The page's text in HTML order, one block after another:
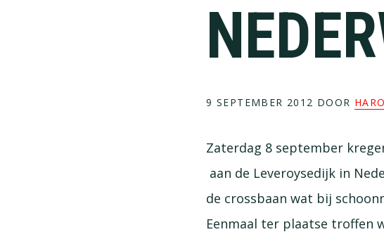
9 SEPTEMBER 2012 DOOR
Zaterdag 8 september
aan de Leveroysedijk in
de crossbaan wat bij
Eenmaal ter plaatse troffen